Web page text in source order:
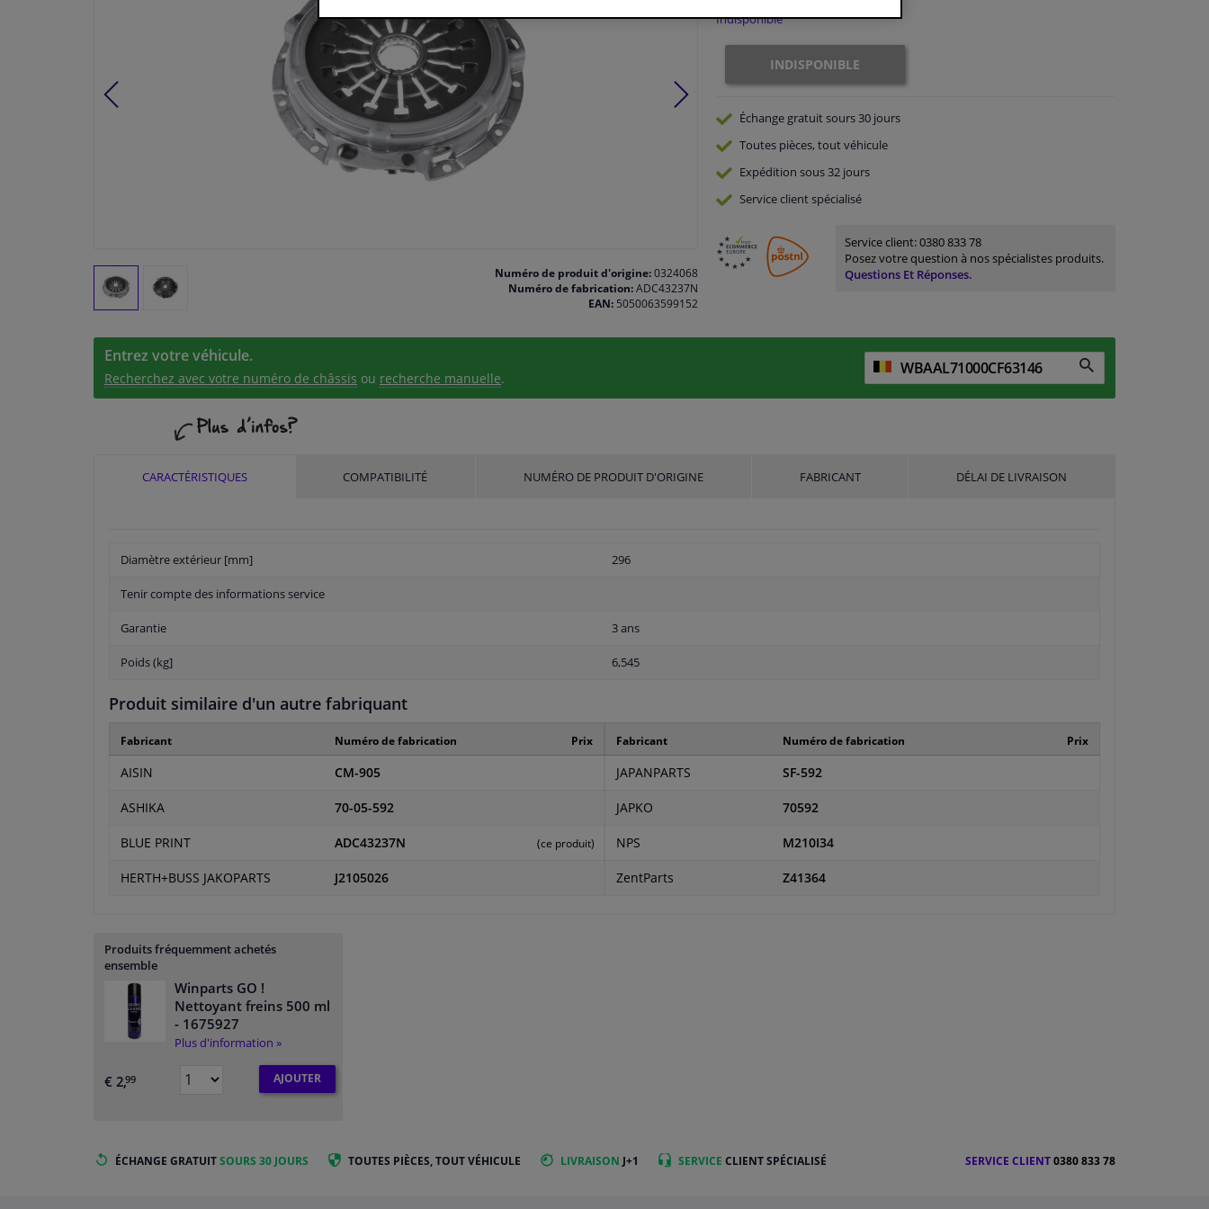
Numéro de produit d'origine:0324068
Numéro de fabrication:ADC43237N
EAN:5050063599152
Indisponible
INDISPONIBLE
Échange gratuitsours 30 jours
Toutes pièces, tout véhicule
Expédition sous 32 jours
Serviceclient spécialisé
Service client:0380 833 78
Posez votre question à nos spécialistes produits.
Questions Et Réponses.
Entrez votre véhicule.
Recherchez avec votre numéro de châssis ou recherche manuelle.
CARACTÉRISTIQUES COMPATIBILITÉ NUMÉRO DE PRODUIT D'ORIGINE FABRICANT DÉLAI DE LIVRAISON
Diamètre extérieur [mm] 296
Tenir compte des informations service
Garantie 3 ans
Poids (kg] 6,545
Produit similaire d'un autre fabriquant
Fabricant Numéro de fabrication Prix
AISIN CM-905
ASHIKA 70-05-592
BLUE PRINT ADC43237N (ce produit)
HERTH+BUSS JAKOPARTS J2105026
Fabricant Numéro de fabrication Prix
JAPANPARTS SF-592
JAPKO 70592
NPS M210I34
ZentParts Z41364
Produits fréquemment achetés
ensemble
Winparts GO !
Nettoyant freins 500 ml
- 1675927
Plus d'information »
€ 2,99 AJOUTER
ÉCHANGE GRATUITSOURS 30 JOURS TOUTES PIÈCES, TOUT VÉHICULE LIVRAISON J+1 SERVICE CLIENT SPÉCIALISÉ SERVICE CLIENT0380 833 78